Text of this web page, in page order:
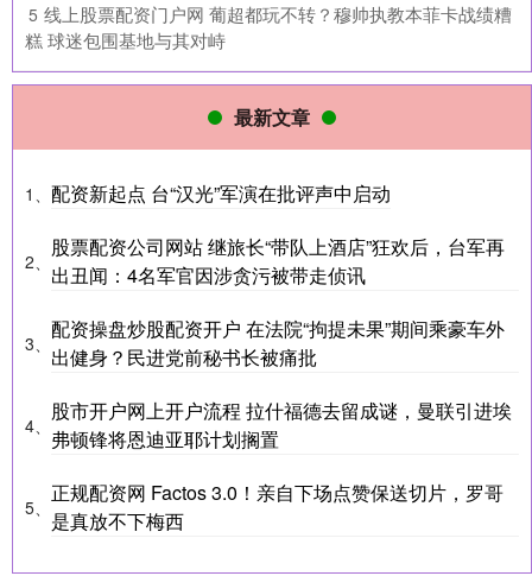
5 ​线上股票配资门户网 葡超都玩不转？穆帅执教本菲卡战绩糟
糕 球迷包围基地与其对峙
最新文章
1、 配资新起点 台“汉光”军演在批评声中启动
2、
股票配资公司网站 继旅长“带队上酒店”狂欢后，台军再
出丑闻：4名军官因涉贪污被带走侦讯
3、
配资操盘炒股配资开户 在法院“拘提未果”期间乘豪车外
出健身？民进党前秘书长被痛批
4、
股市开户网上开户流程 拉什福德去留成谜，曼联引进埃
弗顿锋将恩迪亚耶计划搁置
5、
正规配资网 Factos 3.0！亲自下场点赞保送切片，罗哥
是真放不下梅西